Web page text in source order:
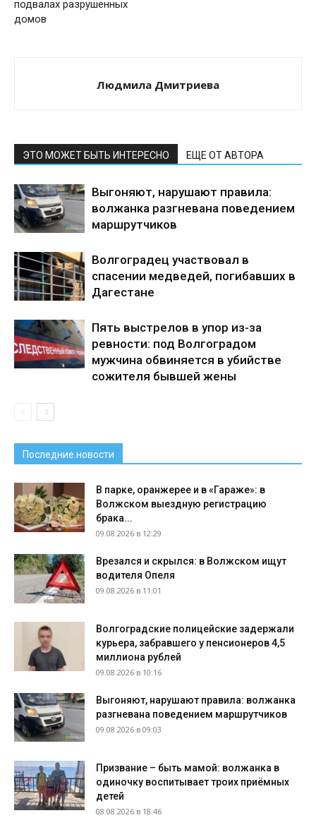
подвалах разрушенных
домов
Людмила Дмитриева
ЭТО МОЖЕТ БЫТЬ ИНТЕРЕСНО ЕЩЕ ОТ АВТОРА
Выгоняют, нарушают правила:
волжанка разгневана поведением
маршрутчиков
Волгоградец участвовал в
спасении медведей, погибавших в
Дагестане
Пять выстрелов в упор из-за
ревности: под Волгоградом
мужчина обвиняется в убийстве
сожителя бывшей жены
Последние новости
В парке, оранжерее и в «Гараже»: в
Волжском выездную регистрацию
брака...
09.08.2026 в 12:29
Врезался и скрылся: в Волжском ищут
водителя Опеля
09.08.2026 в 11:01
Волгоградские полицейские задержали
курьера, забравшего у пенсионеров 4,5
миллиона рублей
09.08.2026 в 10:16
Выгоняют, нарушают правила: волжанка
разгневана поведением маршрутчиков
09.08.2026 в 09:03
Призвание – быть мамой: волжанка в
одиночку воспитывает троих приёмных
детей
08.08.2026 в 18:46